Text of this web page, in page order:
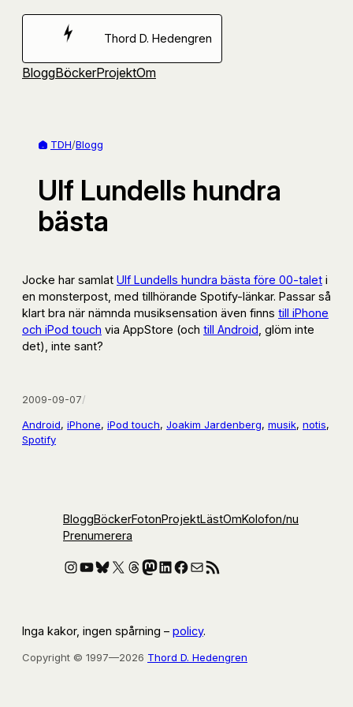
Hoppa
Thord D. Hedengren
BloggBöckerProjektOm
TDH/Blogg
Ulf Lundells hundra
bästa
Jocke har samlat Ulf Lundells hundra bästa före 00-talet i
en monsterpost, med tillhörande Spotify-länkar. Passar så
klart bra när nämnda musiksensation även finns till iPhone
och iPod touch via AppStore (och till Android , glöm inte
det), inte sant?
2009-09-07/
Android, iPhone, iPod touch, Joakim Jardenberg, musik, notis
Spotify
BloggBöckerFotonProjektLästOmKolofon/nu
Prenumerera
Instagram
YouTube
Bluesky
X Threads
Mastodon
LinkedIn
Facebook
E-postRSS-flöde
Inga kakor, ingen spårning – policy.
Copyright © 1997—2026 Thord D. Hedengren